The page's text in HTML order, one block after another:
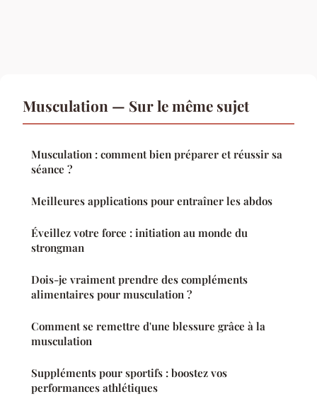
Musculation — Sur le même sujet
Musculation : comment bien préparer et réussir sa
séance ?
Meilleures applications pour entraîner les abdos
Éveillez votre force : initiation au monde du
strongman
Dois-je vraiment prendre des compléments
alimentaires pour musculation ?
Comment se remettre d'une blessure grâce à la
musculation
Suppléments pour sportifs : boostez vos
performances athlétiques